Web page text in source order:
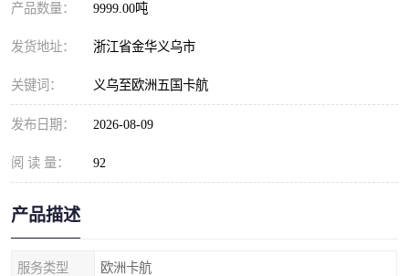
产品数量： 9999.00吨
发货地址： 浙江省金华义乌市
关键词： 义乌至欧洲五国卡航
发布日期： 2026-08-09
阅 读 量： 92
产品描述
服务类型 欧洲卡航